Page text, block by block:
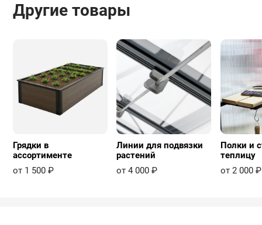
Другие товары
Грядки в
ассортименте
от 1 500 ₽
Линии для подвязки
растений
от 4 000 ₽
Полки и
теплицу
от 2 000 ₽